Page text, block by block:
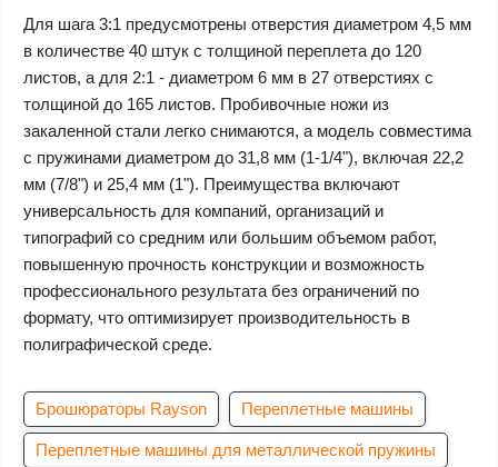
Для шага 3:1 предусмотрены отверстия диаметром 4,5 мм
в количестве 40 штук с толщиной переплета до 120
листов, а для 2:1 - диаметром 6 мм в 27 отверстиях с
толщиной до 165 листов. Пробивочные ножи из
закаленной стали легко снимаются, а модель совместима
с пружинами диаметром до 31,8 мм (1-1/4"), включая 22,2
мм (7/8") и 25,4 мм (1"). Преимущества включают
универсальность для компаний, организаций и
типографий со средним или большим объемом работ,
повышенную прочность конструкции и возможность
профессионального результата без ограничений по
формату, что оптимизирует производительность в
полиграфической среде.
Брошюраторы Rayson Переплетные машины
Переплетные машины для металлической пружины